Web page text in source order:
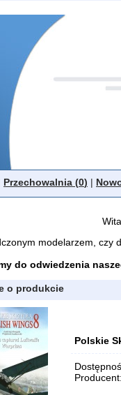
Przechowalnia (0) |
modelarzem,
do odwiedzenia
o produkcie
Polskie
Producent: